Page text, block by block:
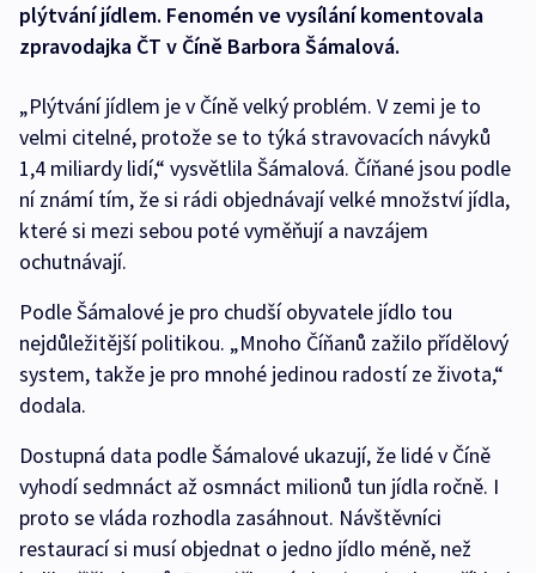
plýtvání jídlem. Fenomén ve vysílání komentovala
zpravodajka ČT v Číně Barbora Šámalová.
„Plýtvání jídlem je v Číně velký problém. V zemi je to
velmi citelné, protože se to týká stravovacích návyků
1,4 miliardy lidí,“ vysvětlila Šámalová. Číňané jsou podle
ní známí tím, že si rádi objednávají velké množství jídla,
které si mezi sebou poté vyměňují a navzájem
ochutnávají.
Podle Šámalové je pro chudší obyvatele jídlo tou
nejdůležitější politikou. „Mnoho Číňanů zažilo přídělový
system, takže je pro mnohé jedinou radostí ze života,“
dodala.
Dostupná data podle Šámalové ukazují, že lidé v Číně
vyhodí sedmnáct až osmnáct milionů tun jídla ročně. I
proto se vláda rozhodla zasáhnout. Návštěvníci
restaurací si musí objednat o jedno jídlo méně, než